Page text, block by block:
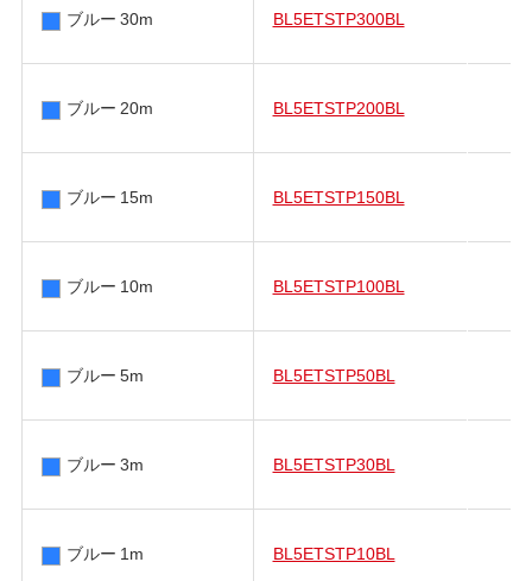
ブルー 30m BL5ETSTP300BL
ブルー 20m BL5ETSTP200BL
ブルー 15m BL5ETSTP150BL
ブルー 10m BL5ETSTP100BL
ブルー 5m BL5ETSTP50BL
ブルー 3m BL5ETSTP30BL
ブルー 1m BL5ETSTP10BL